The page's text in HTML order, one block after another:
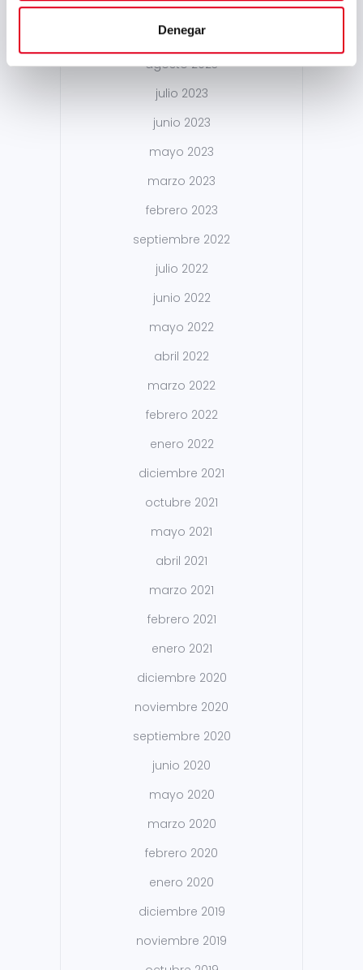
Denegar
enero 2024
noviembre 2023
agosto 2023
julio 2023
junio 2023
mayo 2023
marzo 2023
febrero 2023
septiembre 2022
julio 2022
junio 2022
mayo 2022
abril 2022
marzo 2022
febrero 2022
enero 2022
diciembre 2021
octubre 2021
mayo 2021
abril 2021
marzo 2021
febrero 2021
enero 2021
diciembre 2020
noviembre 2020
septiembre 2020
junio 2020
mayo 2020
marzo 2020
febrero 2020
enero 2020
diciembre 2019
noviembre 2019